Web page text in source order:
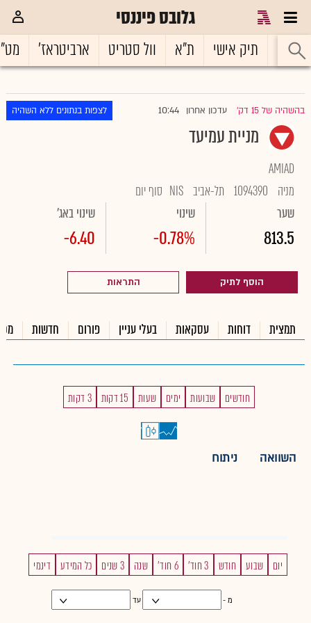
גלובס פיננסי
ראשי תיק אישי ת"א וול סטריט ארביטראז'
בהשהיה של 15 דק' עדכון אחרון 10:44 לצפות בנתונים ללא השהיה
מניית עמיעד
AMIAD
מניה
1094390 תל-אביב NIS סוף יום
שער
813.5
שינוי
-0.78%
שינוי באג'
-6.40
הוסף לתיק התראות
תמצית דוחות עסקאות בעלי עניין פורום חדשות
חודשים שבועות ימים שעות 15 דקות 3 דקות
השוואה ניתוח
יום שבוע חודש 3 חוד' 6 חוד' שנה 3 שנים כל המידע דינמי
מ - עד